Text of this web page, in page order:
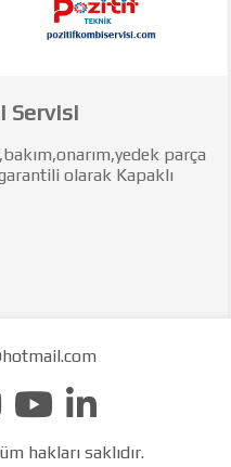
Servisi
parça
olarak Kapaklı
hakları saklıdır.